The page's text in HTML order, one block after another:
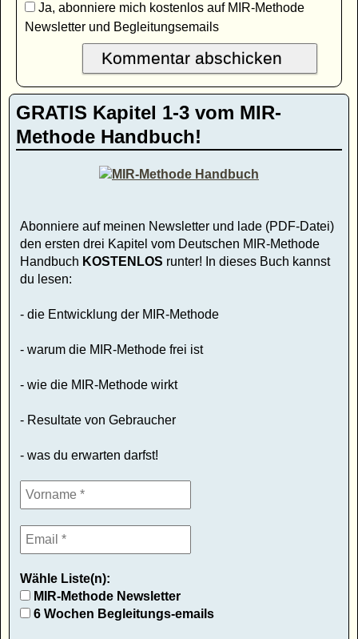
Ja, abonniere mich kostenlos auf MIR-Methode
Newsletter und Begleitungsemails
GRATIS Kapitel 1-3 vom MIR-
Methode Handbuch!
Abonniere auf meinen Newsletter und lade (PDF-Datei)
den ersten drei Kapitel vom Deutschen MIR-Methode
Handbuch KOSTENLOS runter! In dieses Buch kannst
du lesen:
- die Entwicklung der MIR-Methode
- warum die MIR-Methode frei ist
- wie die MIR-Methode wirkt
- Resultate von Gebraucher
- was du erwarten darfst!
Wähle Liste(n):
MIR-Methode Newsletter
6 Wochen Begleitungs-emails